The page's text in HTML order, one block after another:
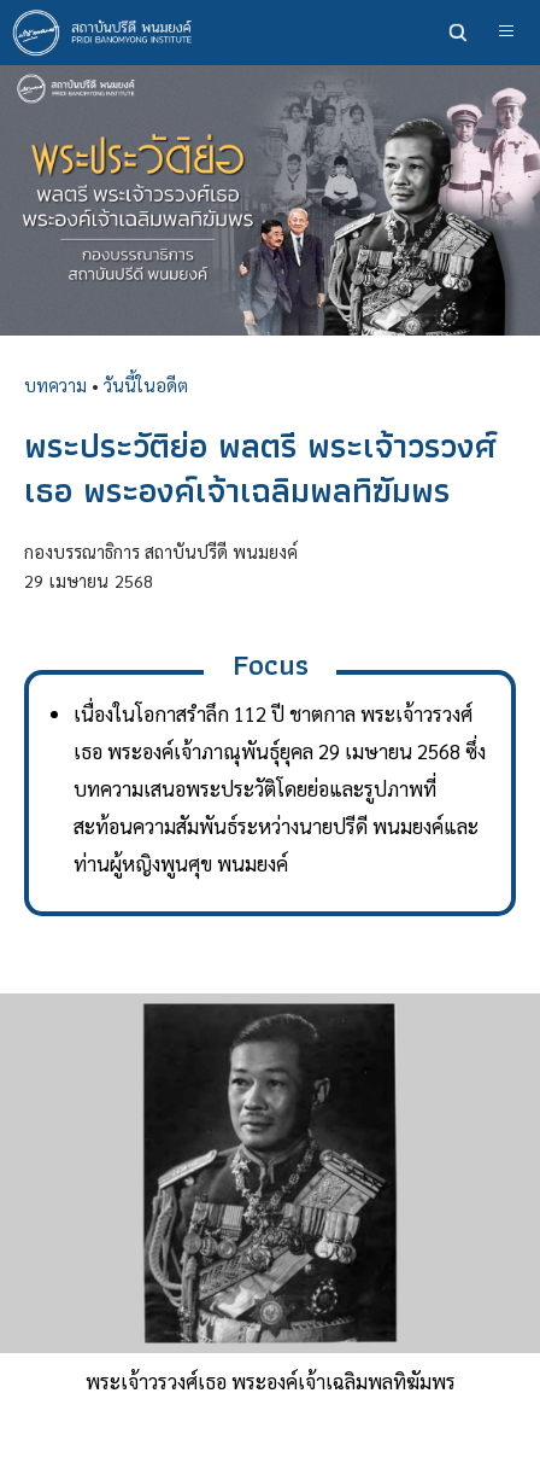
ข้าม
ไป
ยัง
เนื้อหา
บทความ • วันนี้ในอดีต
พระประวัติย่อ พลตรี พระเจ้าวรวงศ์
เธอ พระองค์เจ้าเฉลิมพลทิฆัมพร
กองบรรณาธิการ สถาบันปรีดี พนมยงค์
29 เมษายน 2568
Focus
เนื่องในโอกาสรำลึก 112 ปี ชาตกาล พระเจ้าวรวงศ์
เธอ พระองค์เจ้าภาณุพันธุ์ยุคล 29 เมษายน 2568 ซึ่ง
บทความเสนอพระประวัติโดยย่อและรูปภาพที่
สะท้อนความสัมพันธ์ระหว่างนายปรีดี พนมยงค์และ
ท่านผู้หญิงพูนศุข พนมยงค์
พระเจ้าวรวงศ์เธอ พระองค์เจ้าเฉลิมพลทิฆัมพร